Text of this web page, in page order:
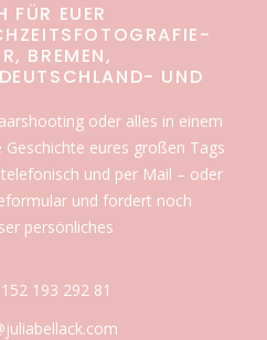
EUER
BREMEN,
UND
oder alles in einem
eures großen Tags
und per Mail – oder
und fordert noch
persönliches
193 292 81